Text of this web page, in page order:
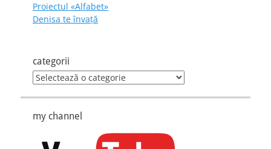
Proiectul «Alfabet»
Denisa te învaţă
categorii
categorii
my channel